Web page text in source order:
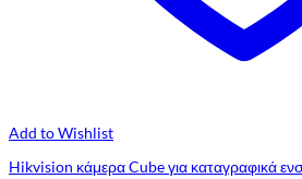
Add to Wishlist
Hikvision κάμερα Cube για καταγραφικά